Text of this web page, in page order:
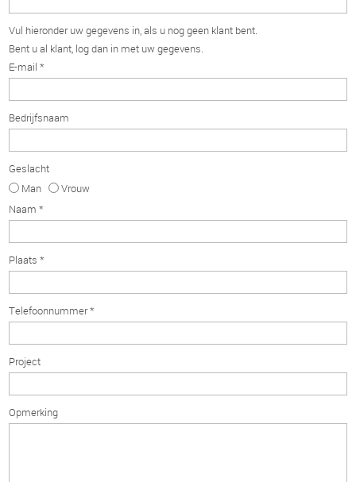
Vul hieronder uw gegevens in, als u nog geen klant bent.
Bent u al klant, log dan in met uw gegevens.
E-mail *
Bedrijfsnaam
Geslacht
Man
Vrouw
Naam *
Plaats *
Telefoonnummer *
Project
Opmerking